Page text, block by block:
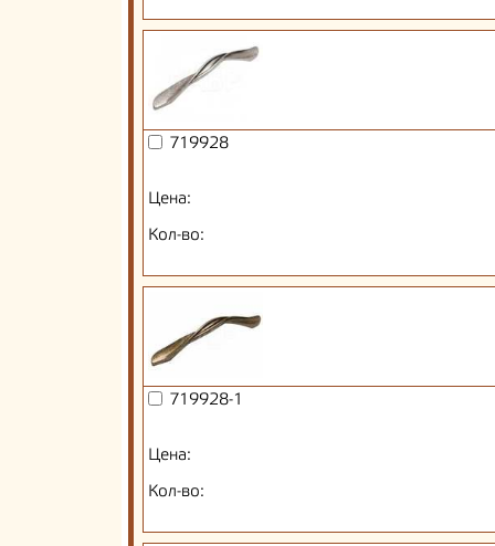
719928
Цена:
Кол-во:
719928-1
Цена:
Кол-во: